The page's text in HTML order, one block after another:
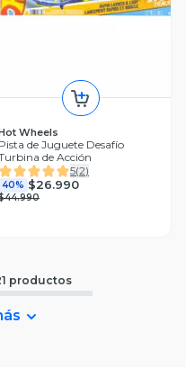
Wheels
Pista de Juguete Desafío
de Acción
5(2)
40% $26.990
productos